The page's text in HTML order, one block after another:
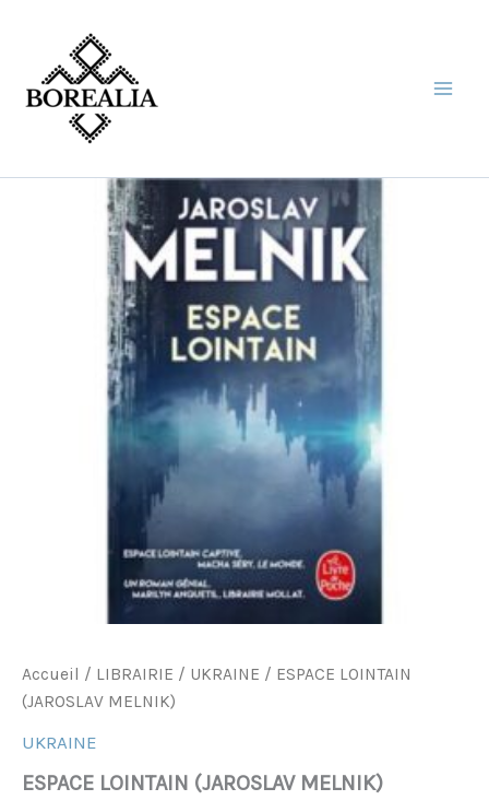
contenu
Accueil / LIBRAIRIE / UKRAINE / ESPACE LOINTAIN
(JAROSLAV MELNIK)
UKRAINE
ESPACE LOINTAIN (JAROSLAV MELNIK)